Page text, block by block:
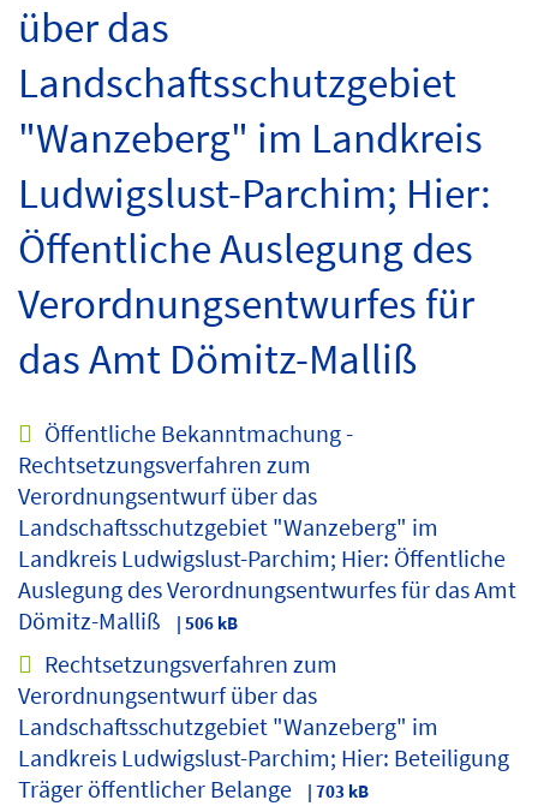
über das
Landschaftsschutzgebiet
"Wanzeberg" im Landkreis
Ludwigslust-Parchim; Hier:
Öffentliche Auslegung des
Verordnungsentwurfes für
das Amt Dömitz-Malliß
Öffentliche Bekanntmachung -
Rechtsetzungsverfahren zum
Verordnungsentwurf über das
Landschaftsschutzgebiet "Wanzeberg" im
Landkreis Ludwigslust-Parchim; Hier: Öffentliche
Auslegung des Verordnungsentwurfes für das Amt
Dömitz-Malliß
| 506 kB
Rechtsetzungsverfahren zum
Verordnungsentwurf über das
Landschaftsschutzgebiet "Wanzeberg" im
Landkreis Ludwigslust-Parchim; Hier: Beteiligung
Träger öffentlicher Belange
| 703 kB